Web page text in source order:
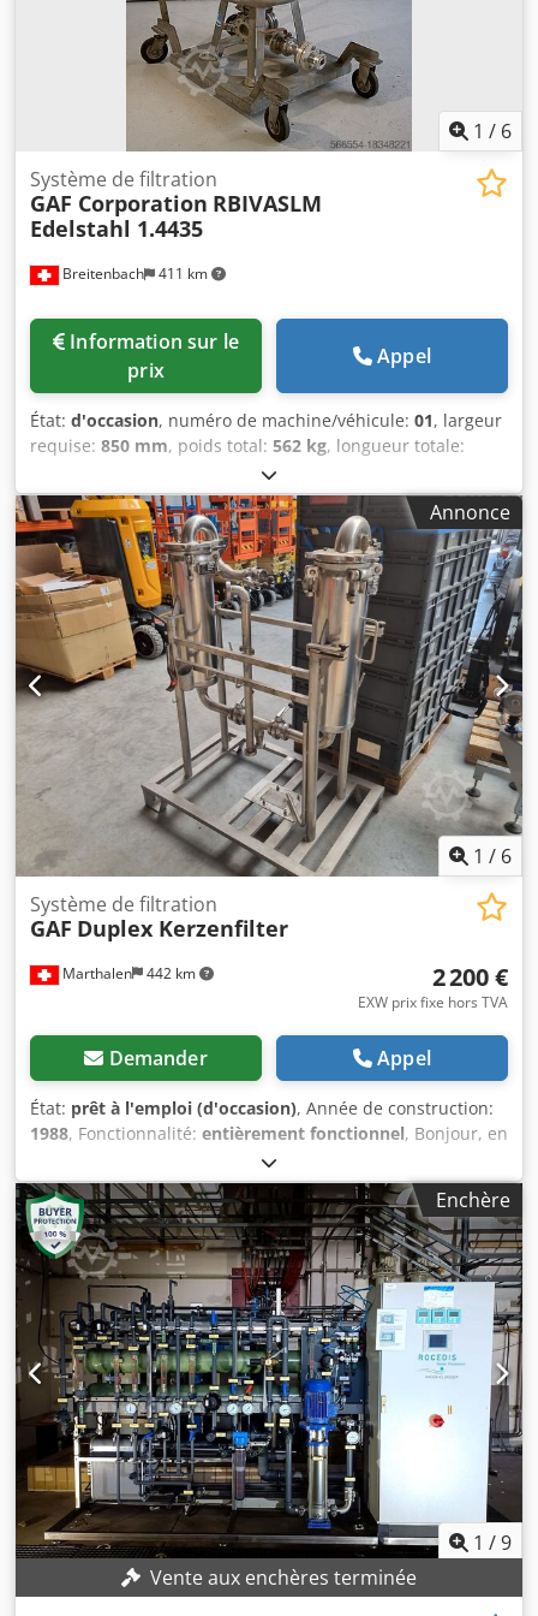
1 / 6
Breitenbach 411 km
Système de filtration
GAF Corporation RBIVASLM
Edelstahl 1.4435
prix
Appel
État: d'occasion, numéro de machine/véhicule: 01, largeur
requise: 850 mm, poids total: 562 kg, longueur totale:
1 900 mm
capacité du réservoir 200 litres, volume à double
enveloppe 30 litres, pression de service autorisée réservoir
10,5 bar, pression de service autorisée double enveloppe 5
bar, température de fonctionnement 150 °C, matériau en
contact avec le produit acier inoxydable 1.4435 (V4A). Le
filtre est monté sur un chariot de transport en acier
galvanisé à roulettes. Codpfsvt Tg Ssx Al Djrf
Annonce
1 / 6
Marthalen 442 km
Système de filtration
GAF Duplex Kerzenfilter
2 200 €
EXW prix fixe hors TVA
Demander Appel
État: prêt à l'emploi (d'occasion), Année de construction:
1988, Fonctionnalité: entièrement fonctionnel, Bonjour, en
vendre un Unité de filtre à bougie GAF Duplex. Credpfx
Alovl Imkj Def Entièrement en acier inoxydable, 1.4404 État
voir photos, EXW Marthalen
Enchère
1 /9
Vente aux enchères terminée